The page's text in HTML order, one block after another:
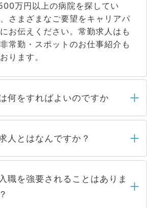
万円以上の病院を探してい
さまざまなご要望をキャリアパ
お伝えください。常勤求人はも
常勤・スポットのお仕事紹介も
ります。
何をすればよいのですか
だきましたら、弊社担当者がご
を確認し、その後メールもしくは
、5営業日以内にはご連絡をせて
ますので、しばらくお待ちくださ
人とはなんですか？
で取り扱っている求人の
は、Webサイトからご覧いただ
非公開求人」です。非公開求人は
由によって、一般には公開してい
職を強要されることはありま